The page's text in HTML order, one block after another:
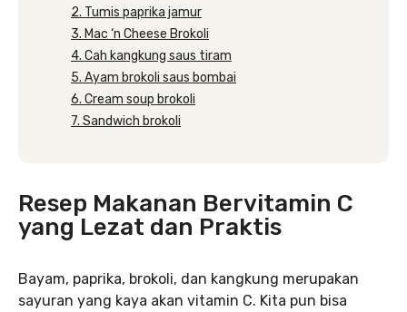
2. Tumis paprika jamur
3. Mac ‘n Cheese Brokoli
4. Cah kangkung saus tiram
5. Ayam brokoli saus bombai
6. Cream soup brokoli
7. Sandwich brokoli
Resep Makanan Bervitamin C
yang Lezat dan Praktis
Bayam, paprika, brokoli, dan kangkung merupakan
sayuran yang kaya akan vitamin C. Kita pun bisa